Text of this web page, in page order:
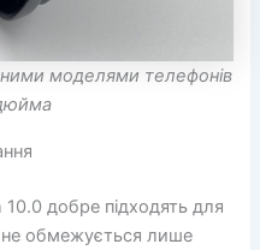
моделями телефонів
добре підходять для
не обмежується лише